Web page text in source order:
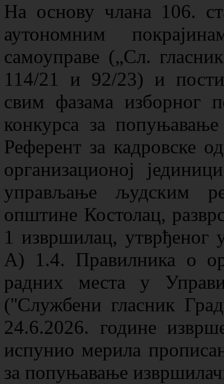
На основу члана 106.
аутономним
самоуправе („Сл.
114/21 и 92/23) и
свим фазама изборног
конкурса за
Референт за кадровске
организационој
управљање људским
општине Костолац,
1 извршилац,
А) 1.4. Правилника о
радних места у
(''Службени гласник
24.6.2026. године
испунио мерила
за попуњавање